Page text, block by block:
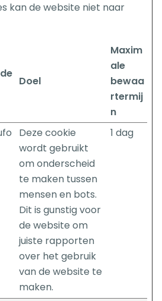
kan de website niet naar
Doel
Maxim
ale
bewaa
rtermij
n
Deze cookie
wordt gebruikt
om onderscheid
te maken tussen
mensen en bots.
Dit is gunstig voor
de website om
juiste rapporten
over het gebruik
van de website te
maken.
1 dag